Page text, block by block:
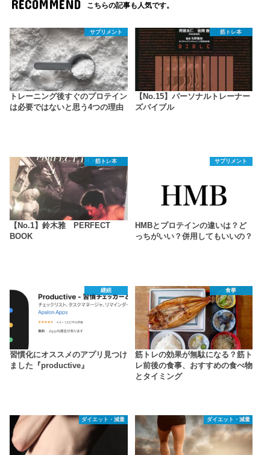
RECOMMEND こちらの記事も人気です。
サプリメント
トレーニング後すぐのプロテイン
は必要ではないと思う4つの理由
筋トレ本
【No.15】パーソナルトレーナー
ズバイブル
筋トレ本
【No.1】鈴木雅 PERFECT
BOOK
サプリメント
HMBとプロテインの違いは？ど
っちがいい？併用してもいいの？
継続
習慣化にオススメのアプリ見つけ
ました『productive』
食事
筋トレの効果が無駄になる？筋ト
レ前後の食事、おすすめの食べ物
とタイミング
ダイエット・減量 ダイエット・減量